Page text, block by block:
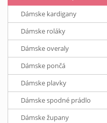
Dámske kardigany
Dámske roláky
Dámske overaly
Dámske pončá
Dámske plavky
Dámske spodné prádlo
Dámske župany